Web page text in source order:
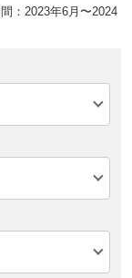
：2023年6月〜2024